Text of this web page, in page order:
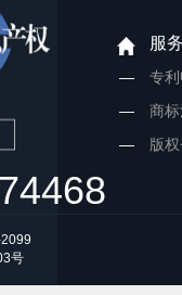
服
专
商
版
号